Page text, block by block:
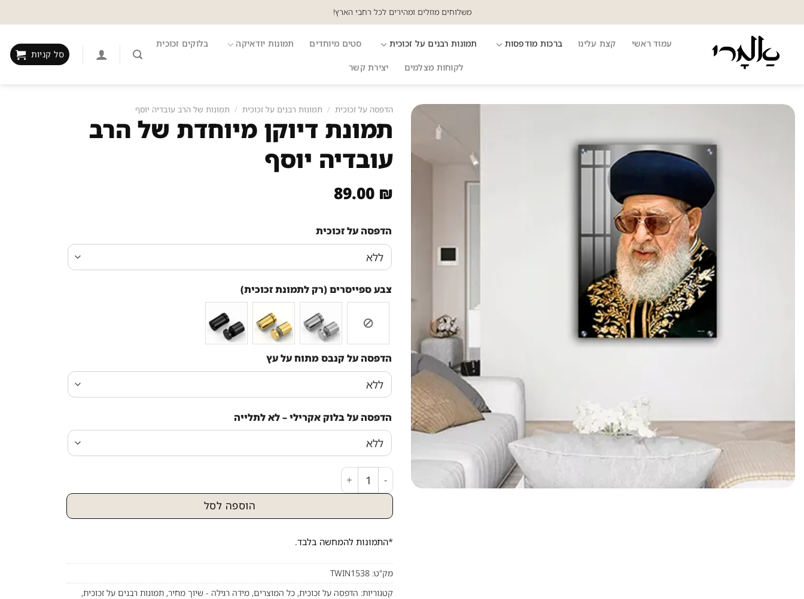
to
משלוחים מוזלים ומהירים לכל רחבי הארץ!
עמוד ראשי קצת עלינו ברכות מודפסות תמונות רבנים על זכוכית סטים מיוחדים תמונות יודאיקה בלוקים זכוכית
לקוחות מצלמים יצירת קשר
סל קניות
הדפסה על זכוכית / תמונות רבנים על זכוכית / תמונות של הרב עובדיה יוסף
תמונת דיוקן מיוחדת של הרב
עובדיה יוסף
89.00 ₪
הדפסה על זכוכית
צבע ספייסרים (רק לתמונת זכוכית)
הדפסה על קנבס מתוח על עץ
הדפסה על בלוק אקרילי – לא לתלייה
הוספה לסל
*התמונות להמחשה בלבד.
מק"ט: TWIN1538
קטגוריות: הדפסה על זכוכית, כל המוצרים, מידה רגילה - שיוך מחיר, תמונות רבנים על זכוכית,